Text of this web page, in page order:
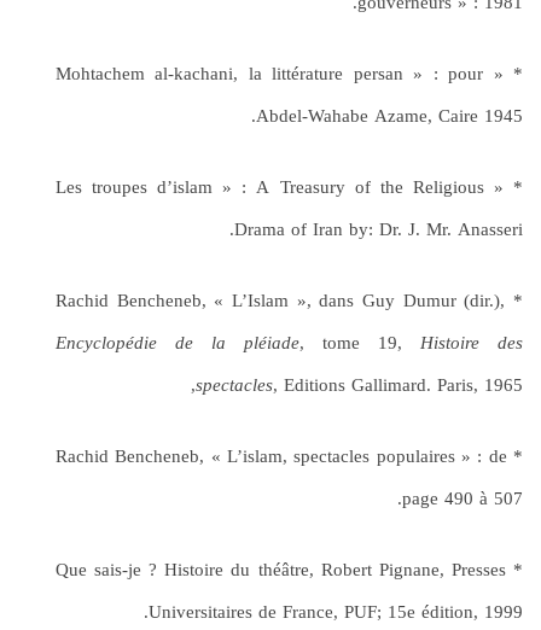
* « Mohtachem al-kachani, la littérature persan » : pour
Abdel-Wahabe Azame, Caire 1945.
* « Les troupes d’islam » : A Treasury of the Religious
Drama of Iran by: Dr. J. Mr. Anasseri.
* Rachid Bencheneb, « L’Islam », dans Guy Dumur (dir.),
Encyclopédie de la pléiade, tome 19, Histoire des
spectacles, Editions Gallimard. Paris, 1965,
* Rachid Bencheneb, « L’islam, spectacles populaires » : de
page 490 à 507.
* Que sais-je ? Histoire du théâtre, Robert Pignane, Presses
Universitaires de France, PUF; 15e édition, 1999.